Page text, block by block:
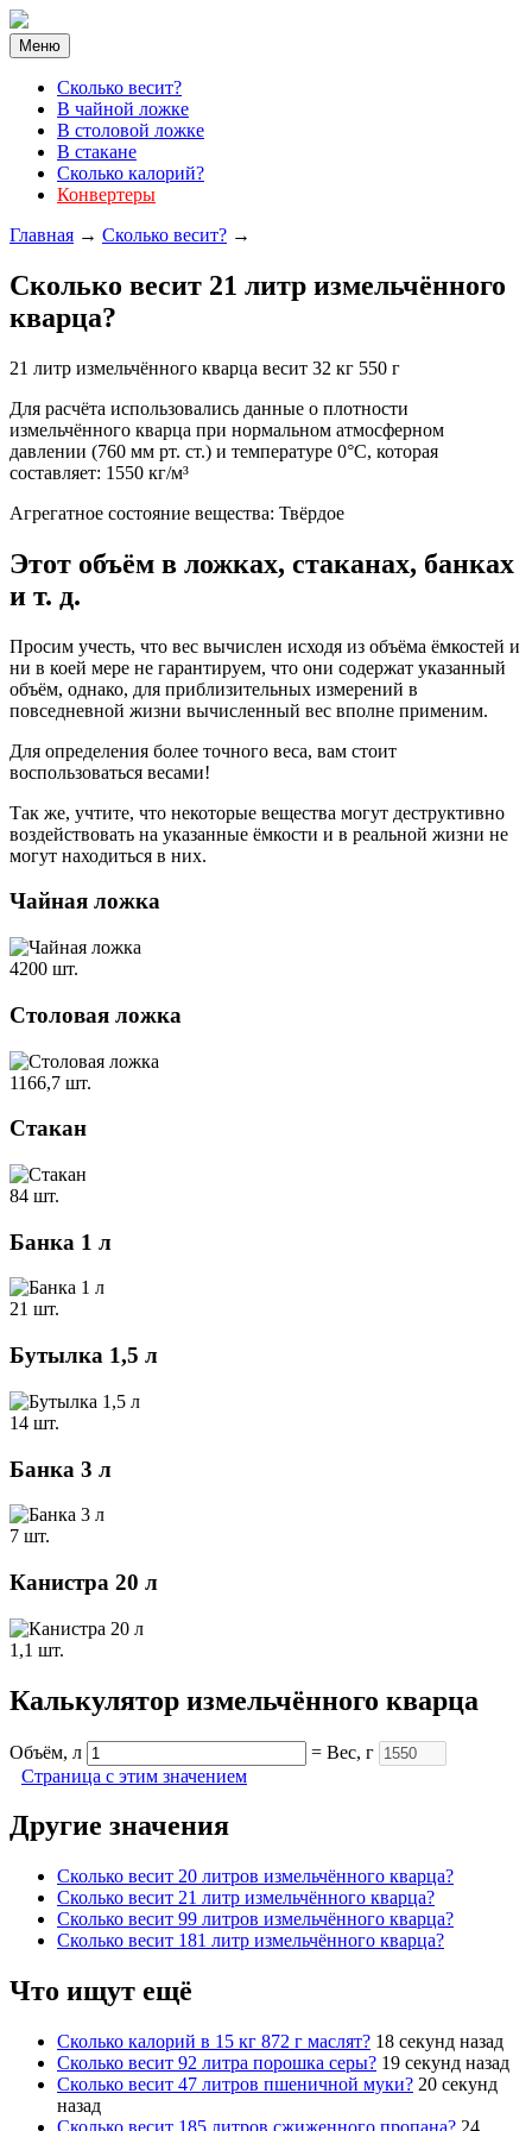
Меню
Cколько весит?
В чайной ложке
В столовой ложке
В стакане
Сколько калорий?
Конвертеры
Главная → Сколько весит? →
Cколько весит 21 литр измельчённого
кварца?
21 литр измельчённого кварца весит 32 кг 550 г
Для расчёта использовались данные о плотности
измельчённого кварца при нормальном атмосферном
давлении (760 мм рт. ст.) и температуре 0°C, которая
составляет: 1550 кг/м³
Агрегатное состояние вещества: Твёрдое
Этот объём в ложках, стаканах, банках
и т. д.
Просим учесть, что вес вычислен исходя из объёма ёмкостей и
ни в коей мере не гарантируем, что они содержат указанный
объём, однако, для приблизительных измерений в
повседневной жизни вычисленный вес вполне применим.
Для определения более точного веса, вам стоит
воспользоваться весами!
Так же, учтите, что некоторые вещества могут деструктивно
воздействовать на указанные ёмкости и в реальной жизни не
могут находиться в них.
Чайная ложка
4200 шт.
Столовая ложка
1166,7 шт.
Стакан
84 шт.
Банка 1 л
21 шт.
Бутылка 1,5 л
14 шт.
Банка 3 л
7 шт.
Канистра 20 л
1,1 шт.
Калькулятор измельчённого кварца
Объём, л
= Вес, г
Страница с этим значением
Другие значения
Cколько весит 20 литров измельчённого кварца?
Cколько весит 21 литр измельчённого кварца?
Cколько весит 99 литров измельчённого кварца?
Cколько весит 181 литр измельчённого кварца?
Что ищут ещё
Cколько калорий в 15 кг 872 г маслят? 18 секунд назад
Cколько весит 92 литра порошка серы? 19 секунд назад
Cколько весит 47 литров пшеничной муки? 20 секунд
назад